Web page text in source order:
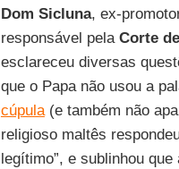
Dom Sicluna, ex-
responsável pela Corte
esclareceu diversas
que o Papa não usou a
cúpula(e também não
religioso maltês
legítimo”, e sublinhou